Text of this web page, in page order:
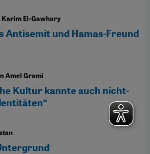
El-Gawhary
Antisemit und Hamas-Freund
Amel Grami
Kultur kannte auch nicht-